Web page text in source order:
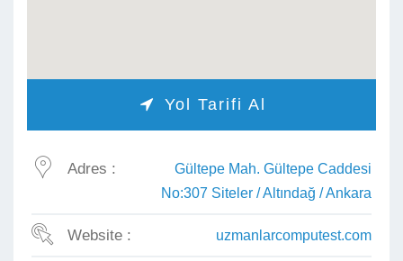
 Yol Tarifi Al
Adres :
Gültepe Mah. Gültepe Caddesi
No:307 Siteler / Altındağ / Ankara
Website : uzmanlarcomputest.com